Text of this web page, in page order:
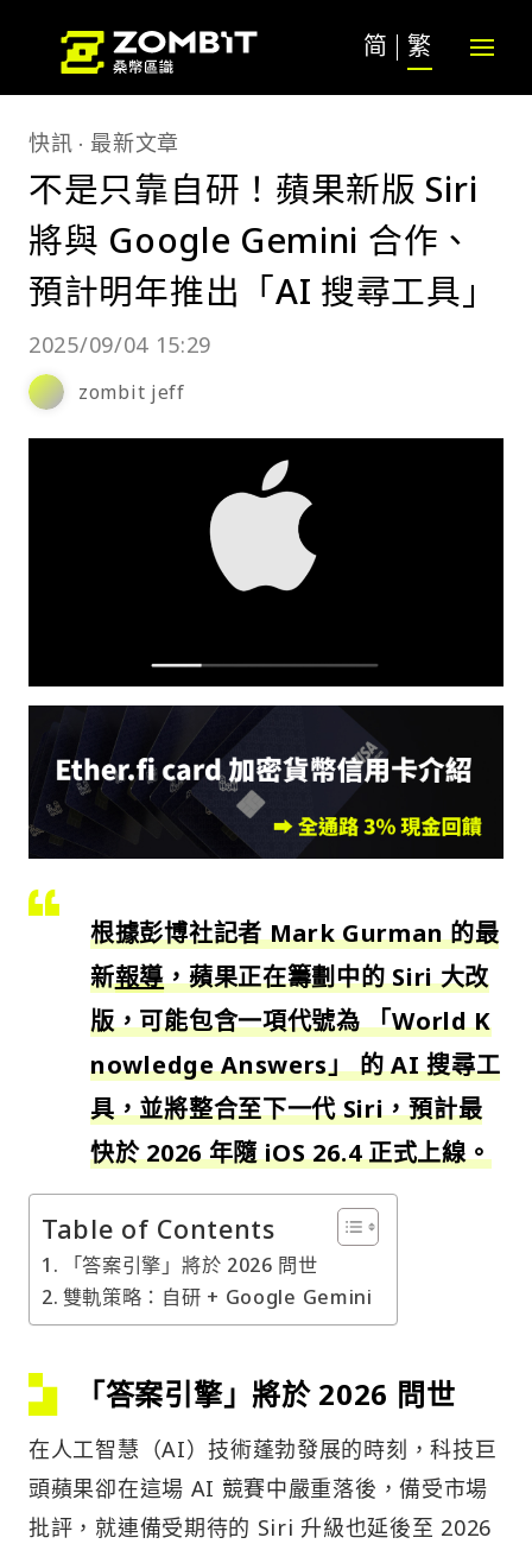
简 繁
快訊 最新文章
不是只靠自研！蘋果新版 Siri
將與 Google Gemini 合作、
預計明年推出「AI 搜尋工具」
2025/09/04 15:29
zombit jeff
根據彭博社記者 Mark Gurman 的最
新報導，蘋果正在籌劃中的 Siri 大改
版，可能包含一項代號為 「World K
nowledge Answers」 的 AI 搜尋工
具，並將整合至下一代 Siri，預計最
快於 2026 年隨 iOS 26.4 正式上線。
Table of Contents
「答案引擎」將於 2026 問世
雙軌策略：自研 + Google Gemini
「答案引擎」將於 2026 問世
在人工智慧（AI）技術蓬勃發展的時刻，科技巨
頭蘋果卻在這場 AI 競賽中嚴重落後，備受市場
批評，就連備受期待的 Siri 升級也延後至 2026